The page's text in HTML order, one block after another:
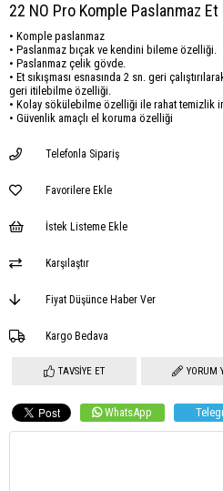
22 NO Pro Komple Paslanmaz Et
• Komple paslanmaz
• Paslanmaz bıçak ve kendini bileme özelliği.
• Paslanmaz çelik gövde.
• Et sıkışması esnasında 2 sn. geri
geri itilebilme özelliği.
• Kolay sökülebilme özelliği ile rahat temizlik
• Güvenlik amaçlı el koruma özelliği
Telefonla Sipariş
Favorilere Ekle
İstek Listeme Ekle
Karşılaştır
Fiyat Düşünce Haber Ver
Kargo Bedava
TAVSIYE ET YORUM
WhatsApp